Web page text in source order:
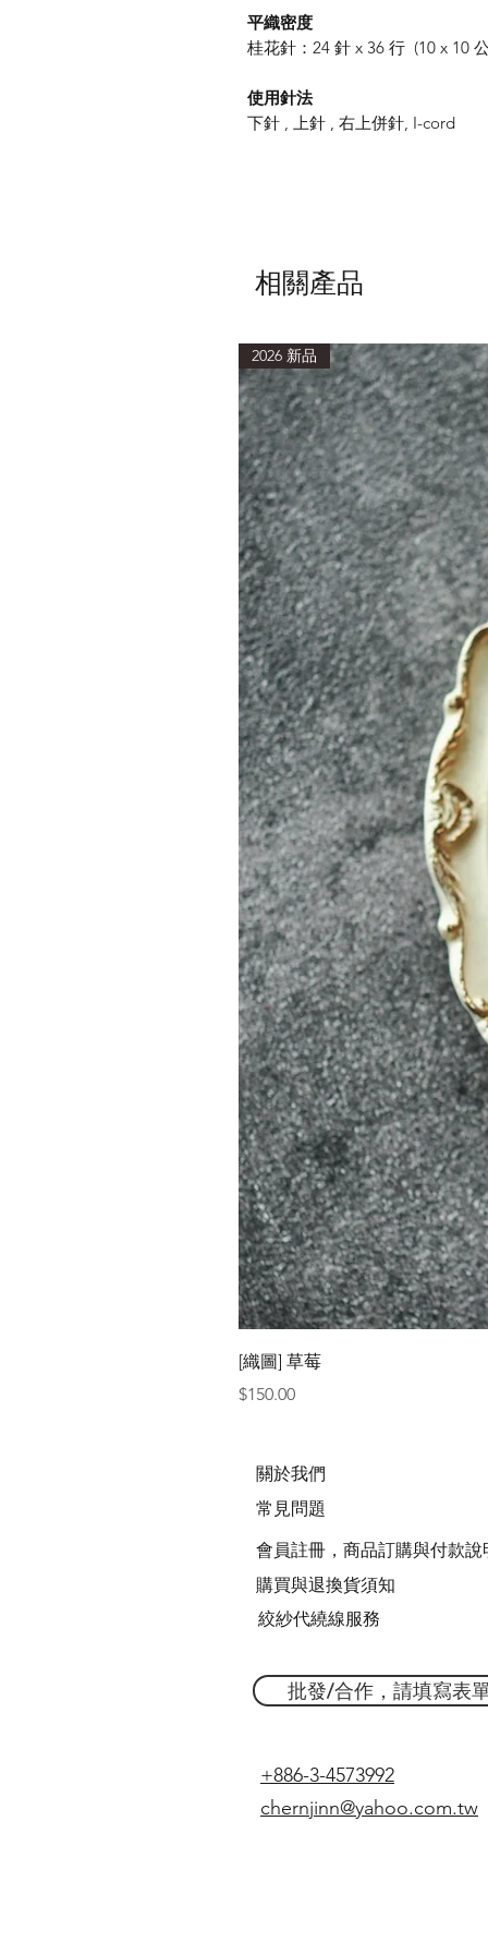
平織密度
桂花針： 24 針 x 36 行 (10 x 10
使用針法
下針 , 上針 , 右上併針, I-cord
相關產品
2026 新品
[織圖] 草莓
價格
$150.00
關於我們
常見問題
會員註冊，商品訂購與付款說
購買與退換貨須知
絞紗代繞線服務
批發/合作，請填寫表
+886-3-4573992
chernjinn@yahoo.com.tw